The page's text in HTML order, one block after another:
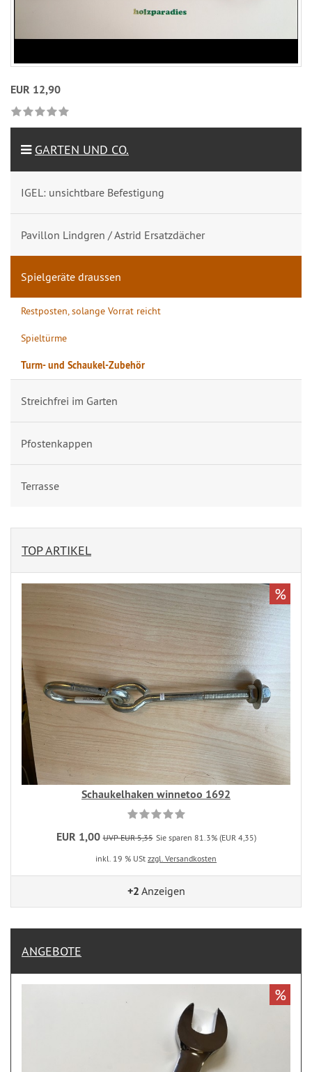
EUR 12,90
GARTEN UND CO.
IGEL: unsichtbare Befestigung
Pavillon Lindgren / Astrid Ersatzdächer
Spielgeräte draussen
Restposten, solange Vorrat reicht
Spieltürme
Turm- und Schaukel-Zubehör
Streichfrei im Garten
Pfostenkappen
Terrasse
TOP ARTIKEL
Schaukelhaken winnetoo 1692
EUR 1,00 UVP EUR 5,35 Sie sparen 81.3% (EUR 4,35)
inkl. 19 % USt zzgl. Versandkosten
%
+2 Anzeigen
ANGEBOTE
%